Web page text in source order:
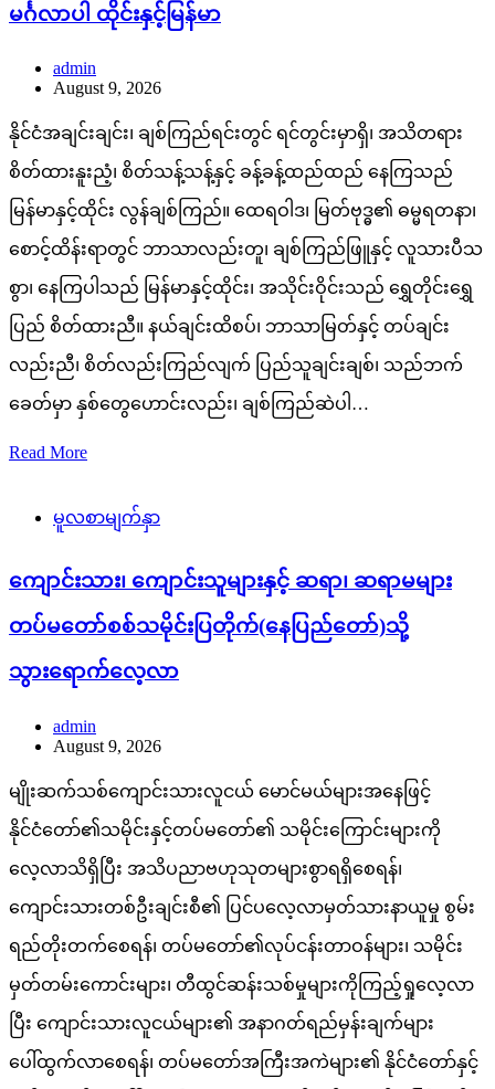
မင်္ဂလာပါ ထိုင်းနှင့်မြန်မာ
admin
August 9, 2026
နိုင်ငံအချင်းချင်း၊ ချစ်ကြည်ရင်းတွင် ရင်တွင်းမှာရှိ၊ အသိတရား
စိတ်ထားနူးညံ့၊ စိတ်သန့်သန့်နှင့် ခန့်ခန့်ထည်ထည် နေကြသည်
မြန်မာနှင့်ထိုင်း လွန်ချစ်ကြည်။ ထေရဝါဒ၊ မြတ်ဗုဒ္ဓ၏ ဓမ္မရတနာ၊
စောင့်ထိန်းရာတွင် ဘာသာလည်းတူ၊ ချစ်ကြည်ဖြူနှင့် လူသားပီသ
စွာ၊ နေကြပါသည် မြန်မာနှင့်ထိုင်း၊ အသိုင်းဝိုင်းသည် ရွှေတိုင်းရွှေ
ပြည် စိတ်ထားညီ။ နယ်ချင်းထိစပ်၊ ဘာသာမြတ်နှင့် တပ်ချင်း
လည်းညီ၊ စိတ်လည်းကြည်လျက် ပြည်သူချင်းချစ်၊ သည်ဘက်
ခေတ်မှာ နှစ်တွေဟောင်းလည်း၊ ချစ်ကြည်ဆဲပါ…
Read More
မူလစာမျက်နှာ
ကျောင်းသား၊ ကျောင်းသူများနှင့် ဆရာ၊ ဆရာမများ
တပ်မတော်စစ်သမိုင်းပြတိုက်(နေပြည်တော်)သို့
သွားရောက်လေ့လာ
admin
August 9, 2026
မျိုးဆက်သစ်ကျောင်းသားလူငယ် မောင်မယ်များအနေဖြင့်
နိုင်ငံတော်၏သမိုင်းနှင့်တပ်မတော်၏ သမိုင်းကြောင်းများကို
လေ့လာသိရှိပြီး အသိပညာဗဟုသုတများစွာရရှိစေရန်၊
ကျောင်းသားတစ်ဦးချင်းစီ၏ ပြင်ပလေ့လာမှတ်သားနာယူမှု စွမ်း
ရည်တိုးတက်စေရန်၊ တပ်မတော်၏လုပ်ငန်းတာဝန်များ၊ သမိုင်း
မှတ်တမ်းကောင်းများ၊ တီထွင်ဆန်းသစ်မှုများကိုကြည့်ရှုလေ့လာ
ပြီး ကျောင်းသားလူငယ်များ၏ အနာဂတ်ရည်မှန်းချက်များ
ပေါ်ထွက်လာစေရန်၊ တပ်မတော်အကြီးအကဲများ၏ နိုင်ငံတော်နှင့်